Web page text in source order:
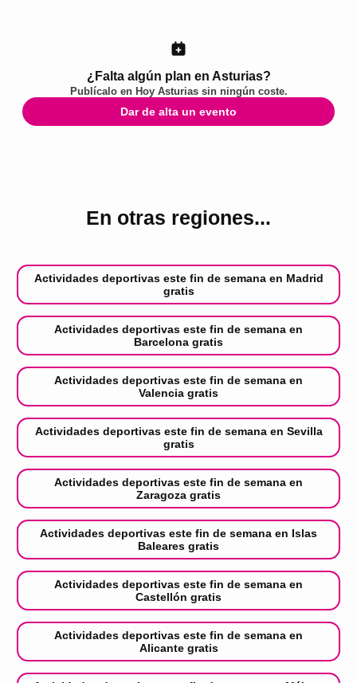
¿Falta algún plan en Asturias?
Publícalo en Hoy Asturiassin ningún coste.
Dar de alta un evento
En otras regiones...
Actividades deportivas este fin de semana en Madrid
gratis
Actividades deportivas este fin de semana en
Barcelona gratis
Actividades deportivas este fin de semana en
Valencia gratis
Actividades deportivas este fin de semana en Sevilla
gratis
Actividades deportivas este fin de semana en
Zaragoza gratis
Actividades deportivas este fin de semana en Islas
Baleares gratis
Actividades deportivas este fin de semana en
Castellón gratis
Actividades deportivas este fin de semana en
Alicante gratis